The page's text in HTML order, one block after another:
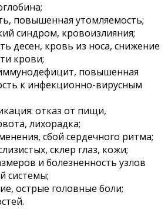
повышенная утомляемость;
синдром, кровоизлияния;
десен, кровь из носа, снижение
крови;
повышенная
к инфекционно-вирусным
отказ от пищи,
лихорадка;
сбой сердечного ритма;
склер глаз, кожи;
и болезненность узлов
системы;
острые головные боли;